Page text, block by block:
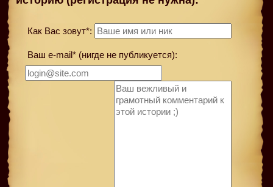
Как Вас зовут*:
Ваш e-mail* (нигде не публикуется):